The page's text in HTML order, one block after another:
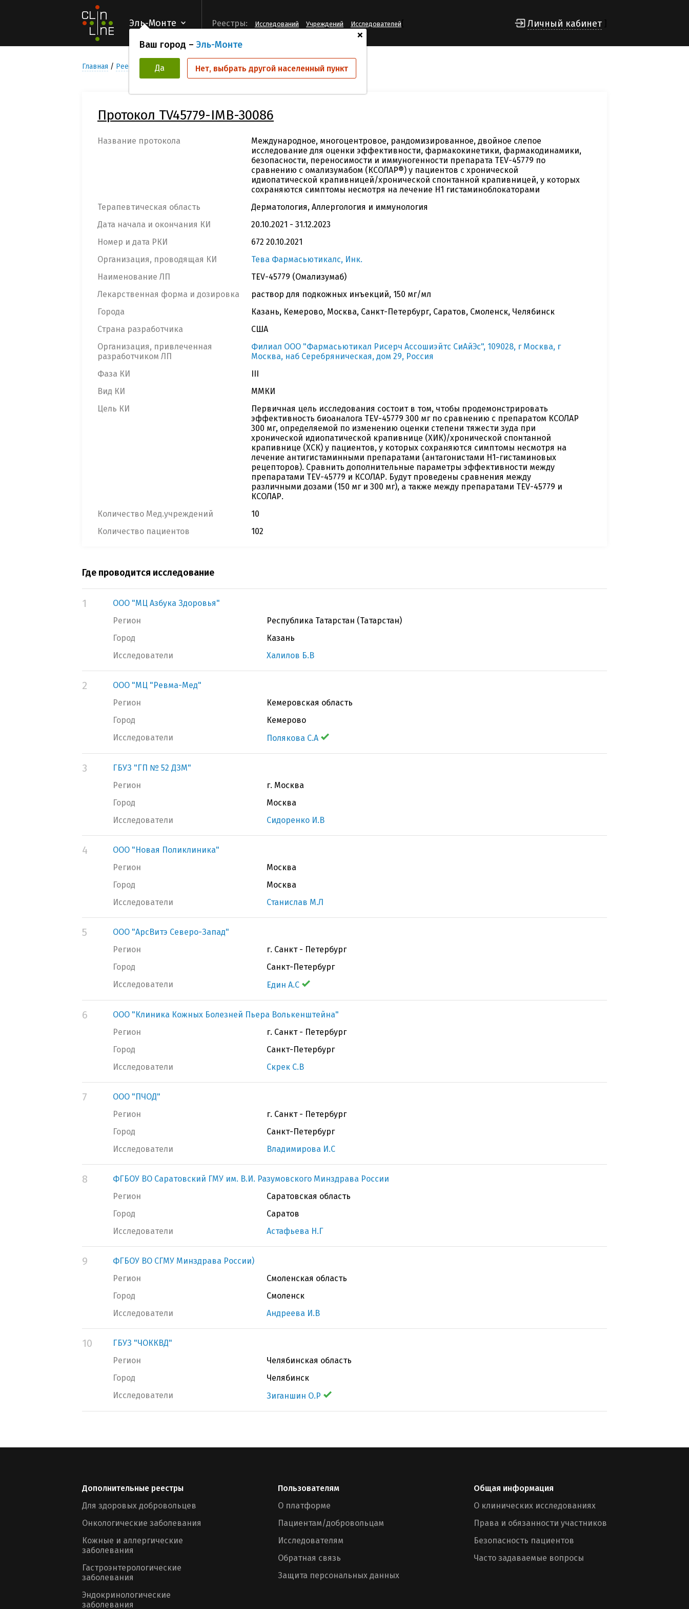
Эль-Монте
+
Ваш город – Эль-Монте
Да Нет, выбрать другой населенный пункт
Реестры: Исследований Учреждений Исследователей Личный кабинет
Главная Реестр Клинических исследований TV45779-IMB-30086
Протокол TV45779-IMB-30086
Название протокола
Международное, многоцентровое, рандомизированное, двойное слепое
исследование для оценки эффективности, фармакокинетики, фармакодинамики,
безопасности, переносимости и иммуногенности препарата TEV-45779 по
сравнению с омализумабом (КСОЛАР®) у пациентов с хронической
идиопатической крапивницей/хронической спонтанной крапивницей, у которых
сохраняются симптомы несмотря на лечение H1 гистаминоблокаторами
Терапевтическая область
Дерматология, Аллергология и иммунология
Дата начала и окончания КИ
20.10.2021 - 31.12.2023
Номер и дата РКИ
672 20.10.2021
Организация, проводящая КИ
Тева Фармасьютикалс, Инк.
Наименование ЛП
TEV-45779 (Омализумаб)
Лекарственная форма и дозировка
раствор для подкожных инъекций, 150 мг/мл
Города
Казань, Кемерово, Москва, Санкт-Петербург, Саратов, Смоленск, Челябинск
Страна разработчика
США
Организация, привлеченная
разработчиком ЛП
Филиал ООО "Фармасьютикал Рисерч Ассошиэйтс СиАйЭс", 109028, г Москва, г
Москва, наб Серебряническая, дом 29, Россия
Фаза КИ
III
Вид КИ
ММКИ
Цель КИ
Первичная цель исследования состоит в том, чтобы продемонстрировать
эффективность биоаналога TEV-45779 300 мг по сравнению с препаратом КСОЛАР
300 мг, определяемой по изменению оценки степени тяжести зуда при
хронической идиопатической крапивнице (ХИК)/хронической спонтанной
крапивнице (ХСК) у пациентов, у которых сохраняются симптомы несмотря на
лечение антигистаминными препаратами (антагонистами Н1-гистаминовых
рецепторов). Сравнить дополнительные параметры эффективности между
препаратами TEV-45779 и КСОЛАР. Будут проведены сравнения между
различными дозами (150 мг и 300 мг), а также между препаратами TEV-45779 и
КСОЛАР.
Количество Мед.учреждений
10
Количество пациентов
102
Где проводится исследование
1
ООО "МЦ Азбука Здоровья"
Регион
Республика Татарстан (Татарстан)
Город
Казань
Исследователи
Халилов Б.В
2
ООО "МЦ "Ревма-Мед"
Регион
Кемеровская область
Город
Кемерово
Исследователи
Полякова С.А
3
ГБУЗ "ГП № 52 ДЗМ"
Регион
г. Москва
Город
Москва
Исследователи
Сидоренко И.В
4
ООО "Новая Поликлиника"
Регион
Москва
Город
Москва
Исследователи
Станислав М.Л
5
ООО "АрсВитэ Северо-Запад"
Регион
г. Санкт - Петербург
Город
Санкт-Петербург
Исследователи
Един А.С
6
ООО "Клиника Кожных Болезней Пьера Волькенштейна"
Регион
г. Санкт - Петербург
Город
Санкт-Петербург
Исследователи
Скрек С.В
7
ООО "ПЧОД"
Регион
г. Санкт - Петербург
Город
Санкт-Петербург
Исследователи
Владимирова И.С
8
ФГБОУ ВО Саратовский ГМУ им. В.И. Разумовского Минздрава России
Регион
Саратовская область
Город
Саратов
Исследователи
Астафьева Н.Г
9
ФГБОУ ВО СГМУ Минздрава России)
Регион
Смоленская область
Город
Смоленск
Исследователи
Андреева И.В
10
ГБУЗ "ЧОККВД"
Регион
Челябинская область
Город
Челябинск
Исследователи
Зиганшин О.Р
Дополнительные реестры
Для здоровых добровольцев
Онкологические заболевания
Кожные и аллергические
заболевания
Гастроэнтерологические
заболевания
Эндокринологические
заболевания
Пользователям
О платформе
Пациентам/добровольцам
Исследователям
Обратная связь
Защита персональных данных
Общая информация
О клинических исследованиях
Права и обязанности участников
Безопасность пациентов
Часто задаваемые вопросы